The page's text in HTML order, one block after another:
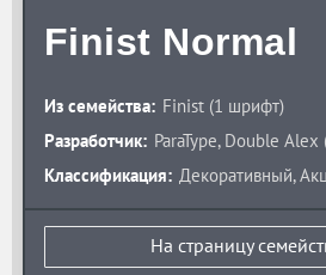
Finist Normal
Из семейства: Finist (1 шрифт)
Разработчик: ParaType, Double Alex
Классификация: Декоративный,
На страницу